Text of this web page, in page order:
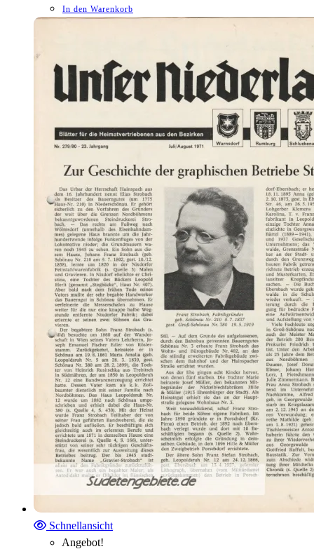
In den Warenkorb
Schnellansicht
Angebot!